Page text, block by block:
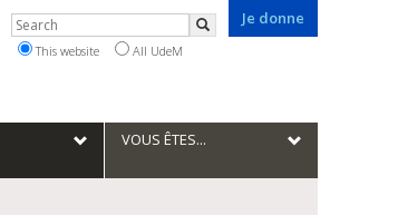
Je donne
Rechercher
Search
This website All UdeM
VOUS ÊTES...